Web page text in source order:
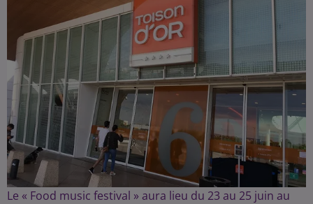
Le « Food music festival » aura lieu du 23 au 25 juin au